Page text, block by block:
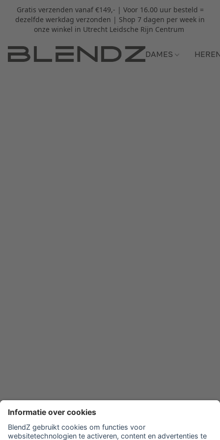
Gratis verzenden vanaf €149,- | Voor 16.00 uur besteld =
dezelfde werkdag verzonden | Shop 7 dagen per week in
onze winkel in Utrecht Leidsche Rijn Centrum
DAMES